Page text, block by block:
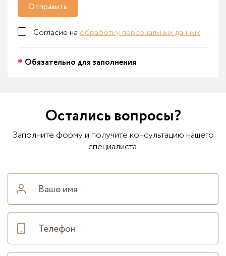
Отправить
Согласие на обработку персональных данных
Обязательно для заполнения
Остались вопросы?
Заполните форму и получите консультацию нашего
специалиста.